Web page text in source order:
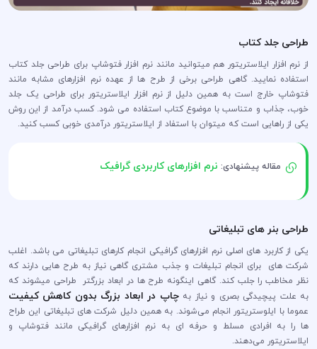
طراحی جلد کتاب
از نرم افزار ایلاستریتور هم میتوانید مانند نرم افزار فتوشاپ برای طراحی جلد کتاب
استفاده نمایید. گاهی طراحی برخی از طرح ها از عهده نرم افزارهای مشابه مانند
فتوشاپ خارج است به همین دلیل از نرم افزار ایلاستریتور برای طراحی یک جلد
خوب، جذاب و متناسب با موضوع کتاب استفاده می شود. کسب درآمد از این روش
یکی از راهایی است که میتوان با استفاد از ایلاستریتور درآمدی خوبی کسب کنید.
مقاله پیشنهادی: نرم افزارهای کاربردی گرافیک
طراحی بنر های تبلیغاتی
یکی از کاربرد های اصلی نرم افزارهای گرافیکی انجام کارهای تبلیغاتی می باشد. اغلب
شرکت های برای انجام تبلیغات و جذب مشتری گاهی نیاز به طرح هایی دارند که
نظر مخاطب را جلب کند. گاهی اینگونه طرح ها در ابعاد بزرگتر طراحی میشوند که
به علت پیچیدگی بصری و نیاز بهچاپ در ابعاد بزرگ بدون کاهش کیفیت
عموما با ایلوستریتور انجام می‌شوند. به همین دلیل شرکت های تبلیغاتی این طراح
ها را به افرادی مسلط و حرفه ای به نرم افزارهای گرافیکی مانند فتوشاپ و
ایلاستریتور می‌دهند.